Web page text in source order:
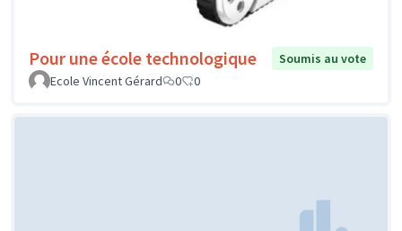
Pour une école technologique
Soumis au vote
Ecole Vincent Gérard
0 0